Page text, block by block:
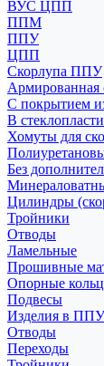
ВУС ЦПП
ППМ
ППУ
ЦПП
Скорлупа ППУ
Армированная
С покрытием
В
Хомуты для
Без
Цилиндры
Тройники
Отводы
Ламельные
Прошивные
Опорные
Подвесы
Изделия в
Отводы
Переходы